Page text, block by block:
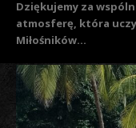
Dziękujemy za
atmosferę, która
Miłośników...